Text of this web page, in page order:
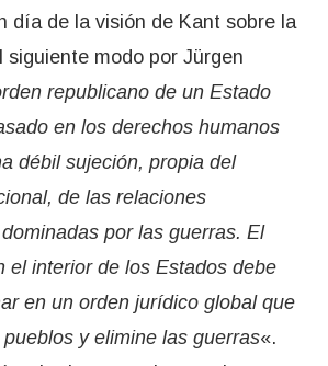
día de la visión de Kant sobre la
siguiente modo por Jürgen
republicano de un Estado
en los derechos humanos
débil sujeción, propia del
de las relaciones
por las guerras. El
el interior de los Estados debe
en un orden jurídico global que
y elimine las guerras«.